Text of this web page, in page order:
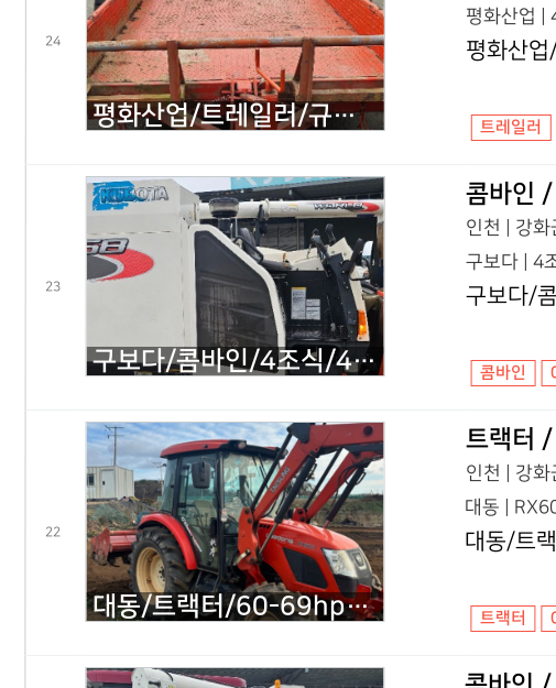
24
평화산업/트레일러/규격문의/4조식/2010년식
평화산업 |
평화산
트레일러
23
구보다/콤바인/4조식/4조식/2014년식
콤바인
인천 | 강화
구보다 | 4
구보다/
콤바인
22
대동/트랙터/60-69hp/RX600/2012년식
트랙터
인천 | 강화
대동 |
대동/트
트랙터